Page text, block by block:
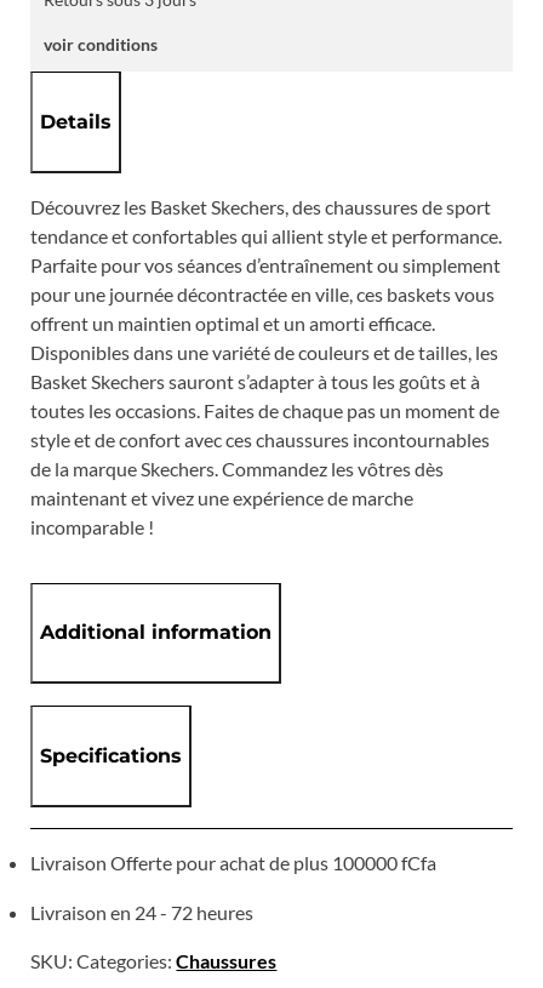
voir conditions
Details
Découvrez les Basket Skechers, des chaussures de sport
tendance et confortables qui allient style et performance.
Parfaite pour vos séances d’entraînement ou simplement
pour une journée décontractée en ville, ces baskets vous
offrent un maintien optimal et un amorti efficace.
Disponibles dans une variété de couleurs et de tailles, les
Basket Skechers sauront s’adapter à tous les goûts et à
toutes les occasions. Faites de chaque pas un moment de
style et de confort avec ces chaussures incontournables
de la marque Skechers. Commandez les vôtres dès
maintenant et vivez une expérience de marche
incomparable !
Additional information
Specifications
Livraison Offerte pour achat de plus 100000 fCfa
Livraison en 24 - 72 heures
SKU:Categories:Chaussures